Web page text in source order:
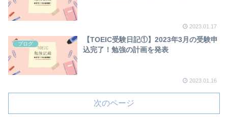
2023.01.17
ブログ
【TOEIC受験日記①】2023年3月の受験申
込完了！勉強の計画を発表
2023.01.16
次のページ